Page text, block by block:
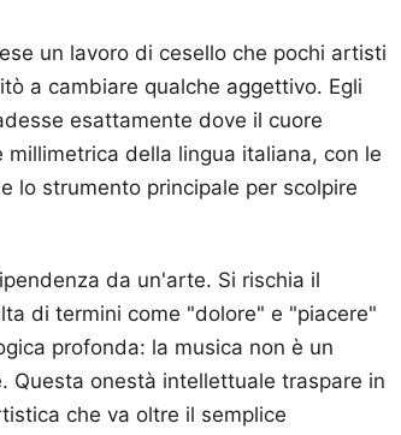
un lavoro di cesello che pochi artisti
a cambiare qualche aggettivo. Egli
esattamente dove il cuore
della lingua italiana, con le
lo strumento principale per scolpire
da un'arte. Si rischia il
di termini come "dolore" e "piacere"
profonda: la musica non è un
Questa onestà intellettuale traspare in
che va oltre il semplice